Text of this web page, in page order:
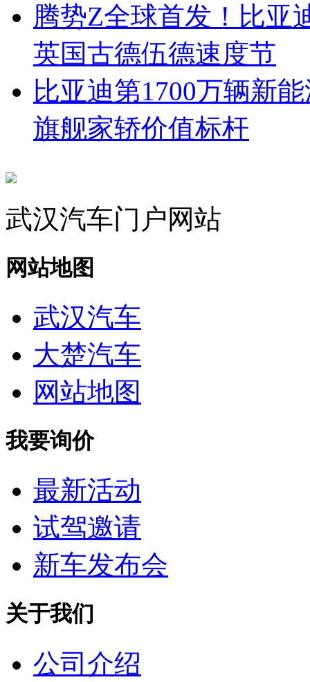
腾势Z全球首发！比亚
英国古德伍德速度节
比亚迪第1700万辆新
旗舰家轿价值标杆
武汉汽车门户网站
网站地图
武汉汽车
大楚汽车
网站地图
我要询价
最新活动
试驾邀请
新车发布会
关于我们
公司介绍